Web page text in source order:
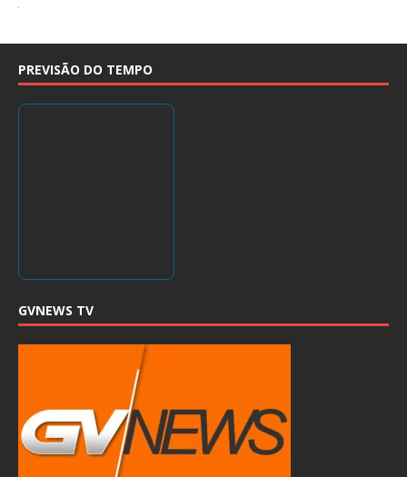
PREVISÃO DO TEMPO
GVNEWS TV